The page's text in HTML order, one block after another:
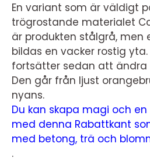
En variant som är väldigt
trögrostande materialet
är produkten stålgrå, men
bildas en vacker rostig
fortsätter sedan att ändra
Den går från ljust
nyans.
Du kan skapa magi och
med denna Rabattkant
med betong, trä och
.